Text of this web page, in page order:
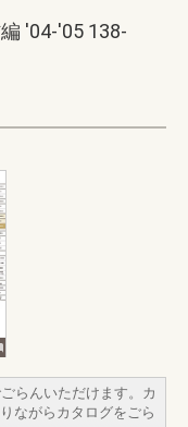
'04-'05 138-
らんいただけます。カ
ながらカタログをごら